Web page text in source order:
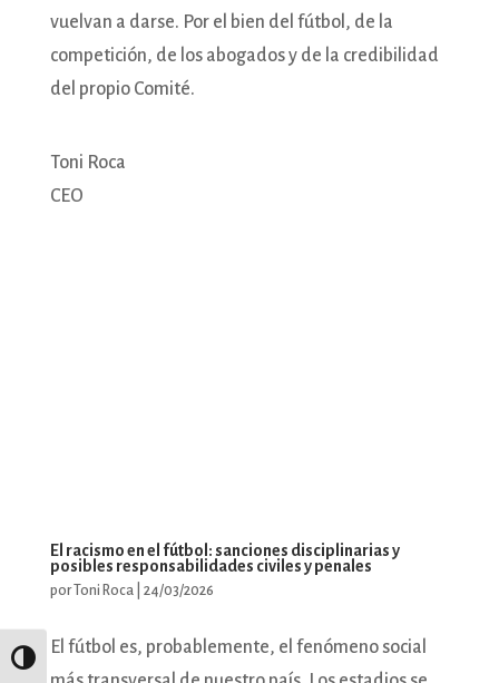
Alternar alto contraste
vuelvan a darse. Por el bien del fútbol, de la
competición, de los abogados y de la credibilidad
del propio Comité.
Toni Roca
CEO
El racismo en el fútbol: sanciones disciplinarias y
posibles responsabilidades civiles y penales
por Toni Roca| 24/03/2026
El fútbol es, probablemente, el fenómeno social